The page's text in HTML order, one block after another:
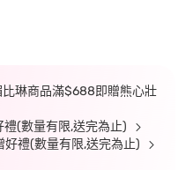
琳商品滿$688即贈熊心壯
(數量有限,送完為止)
禮(數量有限,送完為止)